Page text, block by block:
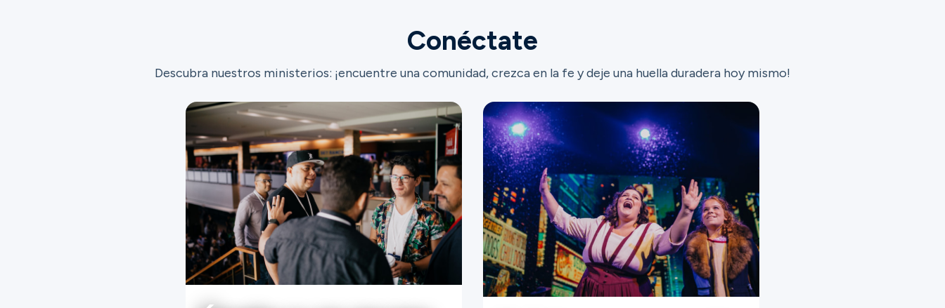
Conéctate
Descubra nuestros ministerios: ¡encuentre una comunidad, crezca en la fe y deje una huella duradera hoy mismo!